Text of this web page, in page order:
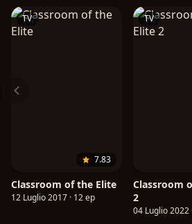
TV
7.83
Classroom of the Elite
12 Luglio 2017 · 12 ep
TV
Classroom
2
04 Luglio 2022